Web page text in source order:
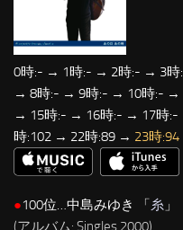
0時:- → 1時:- → 2時:- → 3
→ 8時:- → 9時:- → 10時:- →
→ 15時:- → 16時:- → 17時
時:102 → 22時:89 → 23時:94
●100位…中島みゆき 「 糸 」